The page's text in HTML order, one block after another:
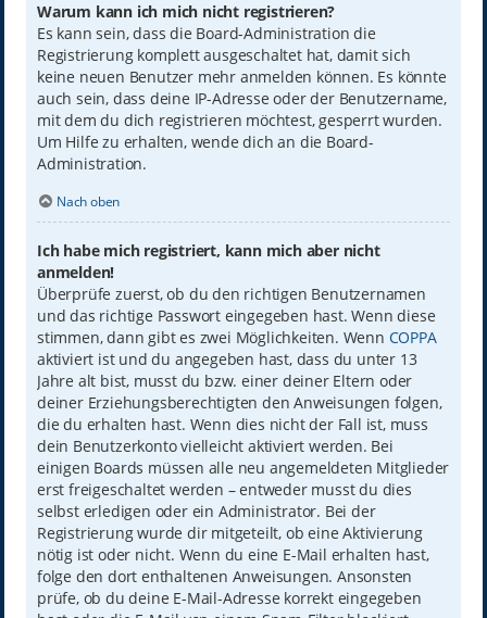
Warum kann ich mich nicht registrieren?
Es kann sein, dass die Board-Administration die
Registrierung komplett ausgeschaltet hat, damit sich
keine neuen Benutzer mehr anmelden können. Es könnte
auch sein, dass deine IP-Adresse oder der Benutzername,
mit dem du dich registrieren möchtest, gesperrt wurden.
Um Hilfe zu erhalten, wende dich an die Board-
Administration.
Nach oben
Ich habe mich registriert, kann mich aber nicht
anmelden!
Überprüfe zuerst, ob du den richtigen Benutzernamen
und das richtige Passwort eingegeben hast. Wenn diese
stimmen, dann gibt es zwei Möglichkeiten. Wenn COPPA
aktiviert ist und du angegeben hast, dass du unter 13
Jahre alt bist, musst du bzw. einer deiner Eltern oder
deiner Erziehungsberechtigten den Anweisungen folgen,
die du erhalten hast. Wenn dies nicht der Fall ist, muss
dein Benutzerkonto vielleicht aktiviert werden. Bei
einigen Boards müssen alle neu angemeldeten Mitglieder
erst freigeschaltet werden – entweder musst du dies
selbst erledigen oder ein Administrator. Bei der
Registrierung wurde dir mitgeteilt, ob eine Aktivierung
nötig ist oder nicht. Wenn du eine E-Mail erhalten hast,
folge den dort enthaltenen Anweisungen. Ansonsten
prüfe, ob du deine E-Mail-Adresse korrekt eingegeben